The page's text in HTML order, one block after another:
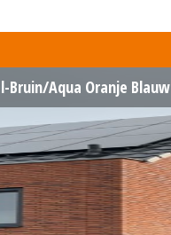
Bruin/Aqua Oranje Blauw